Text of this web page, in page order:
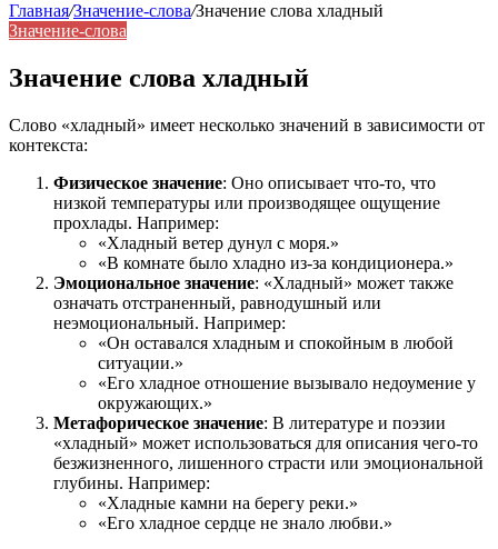
Главная/Значение-слова/Значение слова хладный
Значение-слова
Значение слова хладный
Слово «хладный» имеет несколько значений в зависимости от
контекста:
Физическое значение: Оно описывает что-то, что
низкой температуры или производящее ощущение
прохлады. Например:
«Хладный ветер дунул с моря.»
«В комнате было хладно из-за кондиционера.»
Эмоциональное значение: «Хладный» может также
означать отстраненный, равнодушный или
неэмоциональный. Например:
«Он оставался хладным и спокойным в любой
ситуации.»
«Его хладное отношение вызывало недоумение у
окружающих.»
Метафорическое значение: В литературе и поэзии
«хладный» может использоваться для описания чего-то
безжизненного, лишенного страсти или эмоциональной
глубины. Например:
«Хладные камни на берегу реки.»
«Его хладное сердце не знало любви.»